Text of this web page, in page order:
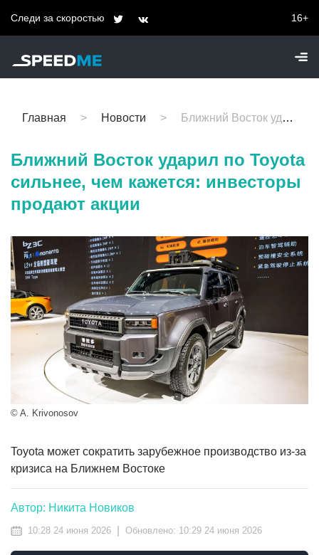
Следи за скоростью 16+
Главная Новости Ближний Восток ударил по Toyota сильнее, чем кажется: инвесторы продают акции
Ближний Восток ударил по Toyota
сильнее, чем кажется: инвесторы
продают акции
© A. Krivonosov
Toyota может сократить зарубежное производство из-за
кризиса на Ближнем Востоке
Автор: Никита Новиков
10:28 24 июня 2026 Обновлено: 10:29 24 июня 2026